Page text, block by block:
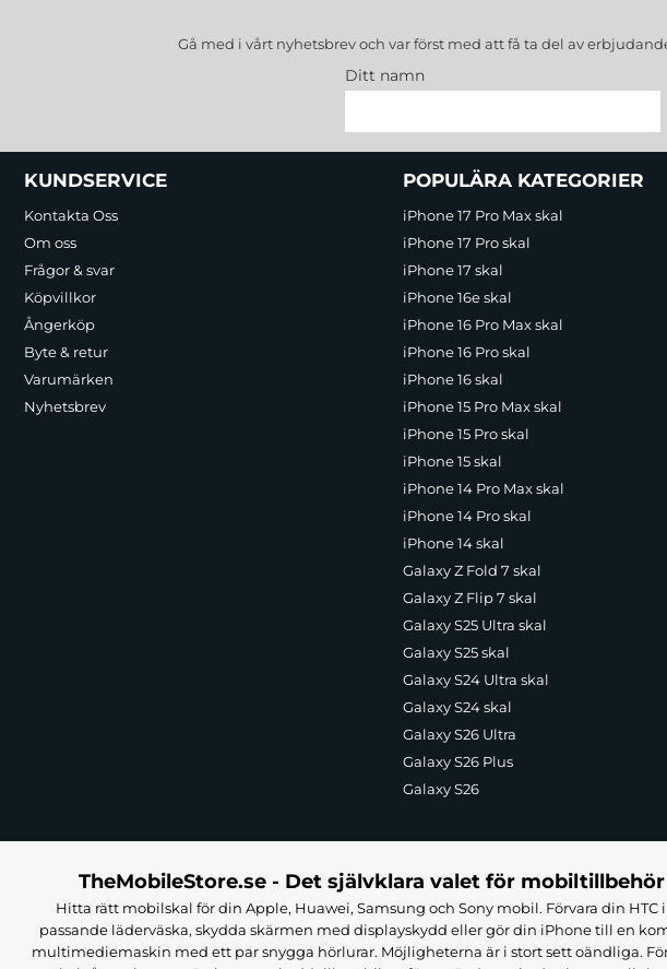
Gå med i vårt nyhetsbrev och var först med att få ta del av
Ditt namn
Sidfot Blandad info och länkar
KUNDSERVICE
Kontakta Oss
Om oss
Frågor & svar
Köpvillkor
Ångerköp
Byte & retur
Varumärken
Nyhetsbrev
POPULÄRA KATEGORIER
iPhone 17 Pro Max skal
iPhone 17 Pro skal
iPhone 17 skal
iPhone 16e skal
iPhone 16 Pro Max skal
iPhone 16 Pro skal
iPhone 16 skal
iPhone 15 Pro Max skal
iPhone 15 Pro skal
iPhone 15 skal
iPhone 14 Pro Max skal
iPhone 14 Pro skal
iPhone 14 skal
Galaxy Z Fold 7 skal
Galaxy Z Flip 7 skal
Galaxy S25 Ultra skal
Galaxy S25 skal
Galaxy S24 Ultra skal
Galaxy S24 skal
Galaxy S26 Ultra
Galaxy S26 Plus
Galaxy S26
TheMobileStore.se - Det självklara valet för mobiltillbehör
Hitta rätt mobilskal för din Apple, Huawei, Samsung och Sony mobil. Förvara din HTC
passande läderväska, skydda skärmen med displayskydd eller gör din iPhone till en
multimediemaskin med ett par snygga hörlurar. Möjligheterna är i stort sett oändliga. För